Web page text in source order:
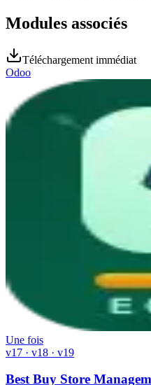
Modules associés
Téléchargement immédiat
Odoo
Une fois
v17 · v18 · v19
Best Buy Store